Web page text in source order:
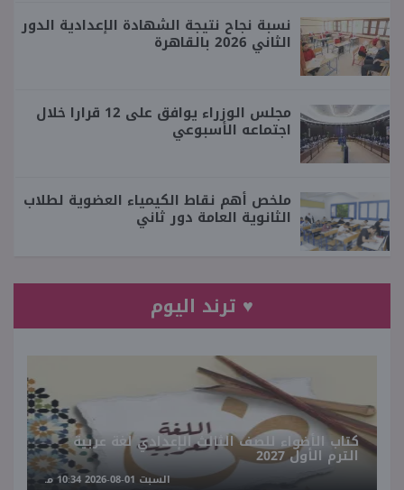
نسبة نجاح نتيجة الشهادة الإعدادية الدور
الثاني 2026 بالقاهرة
مجلس الوزراء يوافق على 12 قرارا خلال
اجتماعه الأسبوعي
ملخص أهم نقاط الكيمياء العضوية لطلاب
الثانوية العامة دور ثاني
♥ ترند اليوم
كتاب الأضواء للصف الثالث الإعدادي لغة عربية
الترم الأول 2027
السبت 01-08-2026 10:34 مـ